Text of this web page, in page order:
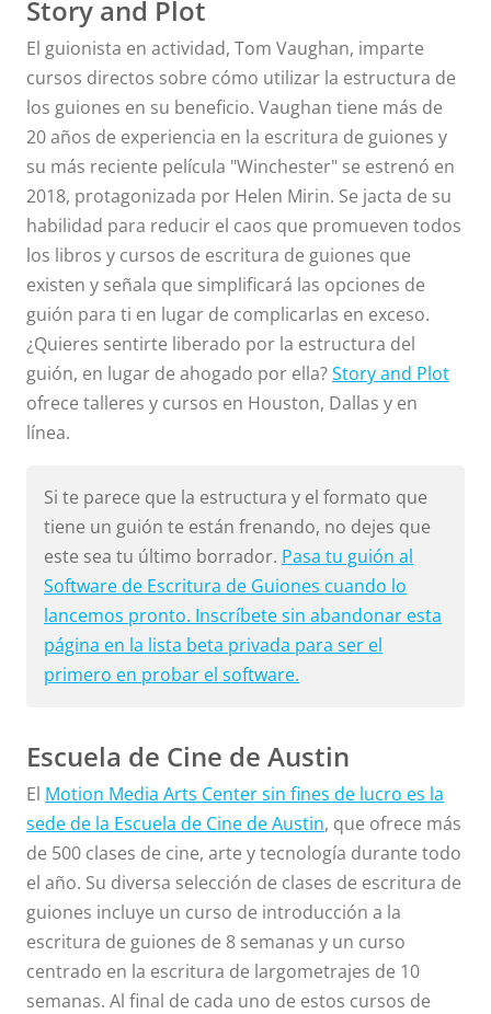
Story and Plot
El guionista en actividad, Tom Vaughan, imparte
cursos directos sobre cómo utilizar la estructura de
los guiones en su beneficio. Vaughan tiene más de
20 años de experiencia en la escritura de guiones y
su más reciente película "Winchester" se estrenó en
2018, protagonizada por Helen Mirin. Se jacta de su
habilidad para reducir el caos que promueven todos
los libros y cursos de escritura de guiones que
existen y señala que simplificará las opciones de
guión para ti en lugar de complicarlas en exceso.
¿Quieres sentirte liberado por la estructura del
guión, en lugar de ahogado por ella?Story and Plot
ofrece talleres y cursos en Houston, Dallas y en
línea.
Si te parece que la estructura y el formato que
tiene un guión te están frenando, no dejes que
este sea tu último borrador. Pasa tu guión al
Software de Escritura de Guiones cuando lo
lancemos pronto. Inscríbete sin abandonar esta
página en la lista beta privada para ser el
primero en probar el software.
Escuela de Cine de Austin
El Motion Media Arts Center sin fines de lucro es la
sede de la Escuela de Cine de Austin, que ofrece más
de 500 clases de cine, arte y tecnología durante todo
el año. Su diversa selección de clases de escritura de
guiones incluye un curso de introducción a la
escritura de guiones de 8 semanas y un curso
centrado en la escritura de largometrajes de 10
semanas. Al final de cada uno de estos cursos de